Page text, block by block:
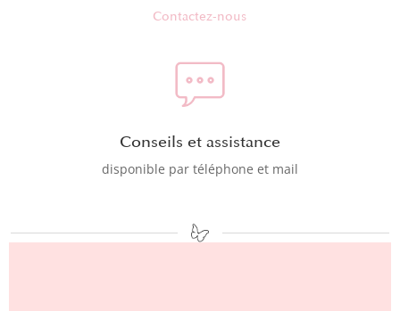
Contactez-nous
Conseils et assistance
disponible par téléphone et mail